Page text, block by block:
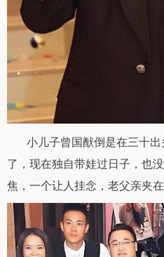
小儿子曾国猷倒是在三十出
了，现在独自带娃过日子，也
焦，一个让人挂念，老父亲夹在